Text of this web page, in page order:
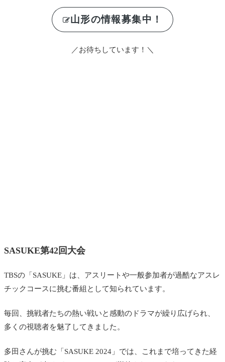
山形の情報募集中！
／お待ちしています！＼
SASUKE第42回大会
TBSの「SASUKE」は、アスリートや一般参加者が過酷なアスレ
チックコースに挑む番組として知られています。
毎回、挑戦者たちの熱い戦いと感動のドラマが繰り広げられ、
多くの視聴者を魅了してきました。
多田さんが挑む「SASUKE 2024」では、これまで培ってきた経